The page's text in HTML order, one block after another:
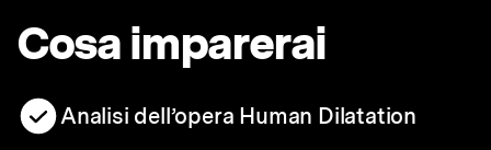
Cosa imparerai
Analisi dell’opera Human Dilatation